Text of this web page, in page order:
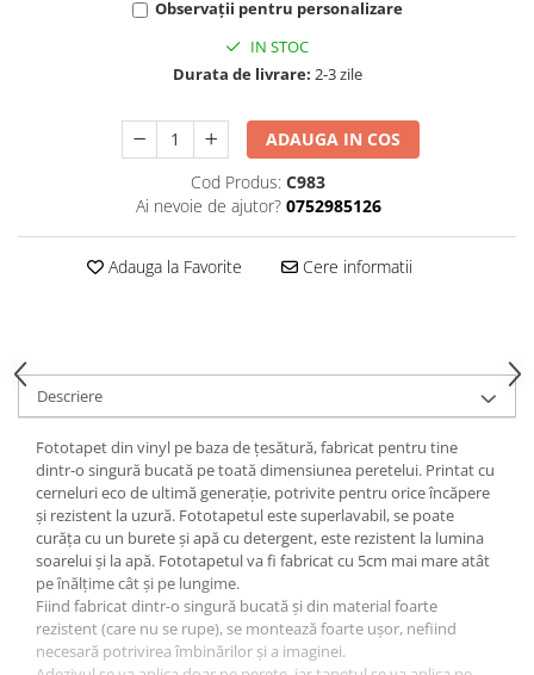
Observații pentru personalizare
IN STOC
Durata de livrare: 2-3 zile
ADAUGA IN COS
Cod Produs: C983
Ai nevoie de ajutor? 0752985126
Adauga la Favorite Cere informatii
Descriere
Fototapet din vinyl pe baza de țesătură, fabricat pentru tine
dintr-o singură bucată pe toată dimensiunea peretelui. Printat cu
cerneluri eco de ultimă generație, potrivite pentru orice încăpere
și rezistent la uzură. Fototapetul este superlavabil, se poate
curăța cu un burete și apă cu detergent, este rezistent la lumina
soarelui și la apă. Fototapetul va fi fabricat cu 5cm mai mare atât
pe înălțime cât și pe lungime.
Fiind fabricat dintr-o singură bucată și din material foarte
rezistent (care nu se rupe), se montează foarte ușor, nefiind
necesară potrivirea îmbinărilor și a imaginei.